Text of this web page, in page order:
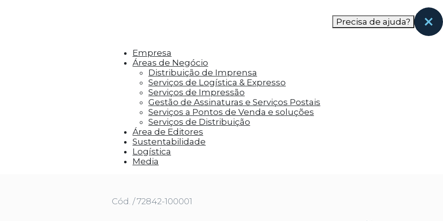
aos visitantes anúncios personalizados com base nas páginas que eles visitaram antes e analisar a
Precisa de ajuda?
Empresa
Áreas de Negócio
Distribuição de Imprensa
Serviços de Logística & Expresso
Serviços de Impressão
Gestão de Assinaturas e Serviços Postais
Serviços a Pontos de Venda e soluções
Serviços de Distribuição
Área de Editores
Sustentabilidade
Logística
Media
Cód. / 72842-100001